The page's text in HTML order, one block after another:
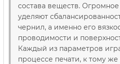
состава веществ.
уделяют
чернил, а именно его
проводимости и
Каждый из параметров
процессе печати, к тому